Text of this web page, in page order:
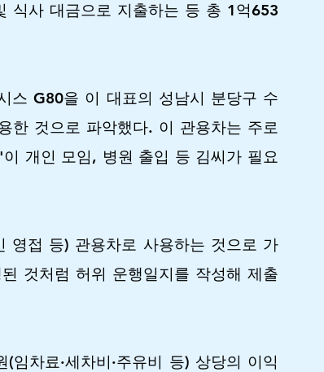
식사 대금으로 지출하는 등 총 1억653
스 G80을 이 대표의 성남시 분당구 수
한 것으로 파악했다. 이 관용차는 주로
개인 모임, 병원 출입 등 김씨가 필요
영접 등) 관용차로 사용하는 것으로 가
것처럼 허위 운행일지를 작성해 제출
차료·세차비·주유비 등) 상당의 이익